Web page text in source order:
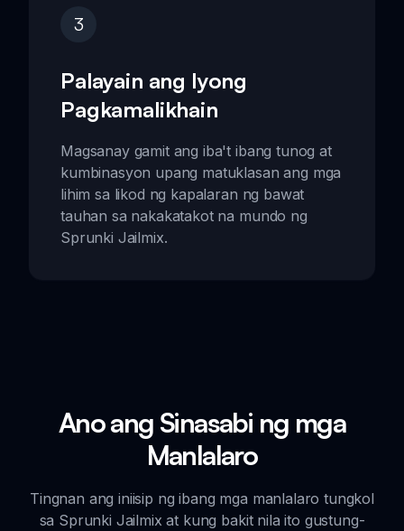
3
Palayain ang Iyong
Pagkamalikhain
Magsanay gamit ang iba't ibang tunog at
kumbinasyon upang matuklasan ang mga
lihim sa likod ng kapalaran ng bawat
tauhan sa nakakatakot na mundo ng
Sprunki Jailmix.
Ano ang Sinasabi ng mga
Manlalaro
Tingnan ang iniisip ng ibang mga manlalaro tungkol
sa Sprunki Jailmix at kung bakit nila ito gustung-